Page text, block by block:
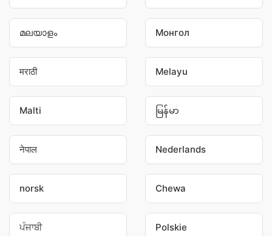
മലയാളം Монгол
मराठी Melayu
Malti မြန်မာ
नेपाल Nederlands
norsk Chewa
ਪੰਜਾਬੀ Polskie